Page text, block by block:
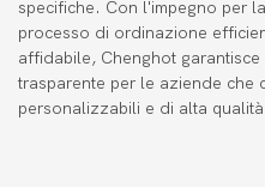
specifiche. Con l'impegno per
processo di ordinazione
affidabile, Chenghot
trasparente per le aziende
personalizzabili e di alta